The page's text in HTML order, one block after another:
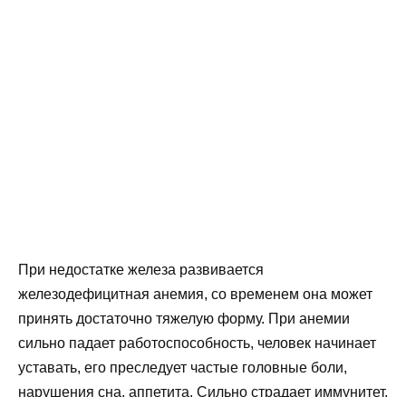
При недостатке железа развивается
железодефицитная анемия, со временем она может
принять достаточно тяжелую форму. При анемии
сильно падает работоспособность, человек начинает
уставать, его преследует частые головные боли,
нарушения сна, аппетита. Сильно страдает иммунитет,